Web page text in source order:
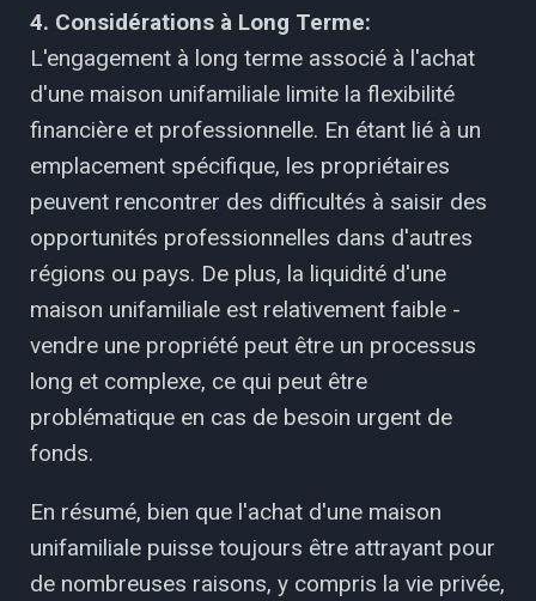
4. Considérations à Long Terme:
L'engagement à long terme associé à l'achat
d'une maison unifamiliale limite la flexibilité
financière et professionnelle. En étant lié à un
emplacement spécifique, les propriétaires
peuvent rencontrer des difficultés à saisir des
opportunités professionnelles dans d'autres
régions ou pays. De plus, la liquidité d'une
maison unifamiliale est relativement faible -
vendre une propriété peut être un processus
long et complexe, ce qui peut être
problématique en cas de besoin urgent de
fonds.
En résumé, bien que l'achat d'une maison
unifamiliale puisse toujours être attrayant pour
de nombreuses raisons, y compris la vie privée,